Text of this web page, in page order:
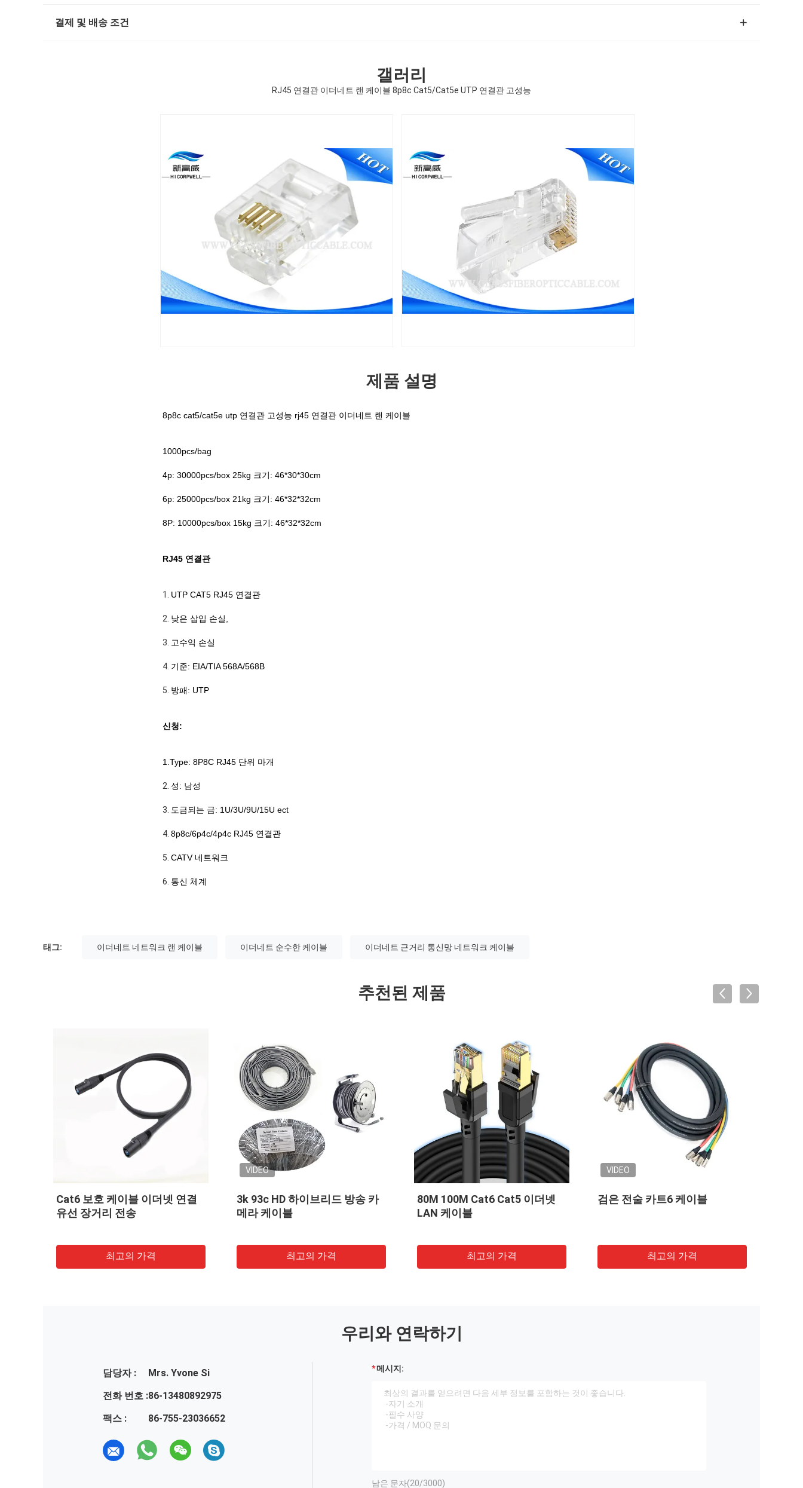
결제 및 배송 조건
갤러리
RJ45 연결관 이더네트 랜 케이블 8p8c Cat5/Cat5e UTP 연결관 고성능
제품 설명
8p8c cat5/cat5e utp 연결관 고성능 rj45 연결관 이더네트 랜 케이블
1000pcs/bag
4p: 30000pcs/box 25kg 크기: 46*30*30cm
6p: 25000pcs/box 21kg 크기: 46*32*32cm
8P: 10000pcs/box 15kg 크기: 46*32*32cm
RJ45 연결관
1. UTP CAT5 RJ45 연결관
2. 낮은 삽입 손실,
3. 고수익 손실
4. 기준: EIA/TIA 568A/568B
5. 방패: UTP
신청:
1.Type: 8P8C RJ45 단위 마개
2. 성: 남성
3. 도금되는 금: 1U/3U/9U/15U ect
4. 8p8c/6p4c/4p4c RJ45 연결관
5. CATV 네트워크
6. 통신 체계
태그: 이더네트 네트워크 랜 케이블 이더네트 순수한 케이블 이더네트 근거리 통신망 네트워크 케이블
추천된 제품
Cat6 보호 케이블 이더넷 연결
유선 장거리 전송
최고의 가격
VIDEO
3k 93c HD 하이브리드 방송 카
메라 케이블
최고의 가격
80M 100M Cat6 Cat5 이더넷
LAN 케이블
최고의 가격
VIDEO
검은 전술 카트6 케이블
최고의 가격
우리와 연락하기
담당자 :
Mrs. Yvone Si
전화 번호 :86-13480892975
팩스 :
86-755-23036652
메시지:
남은 문자(20/3000)